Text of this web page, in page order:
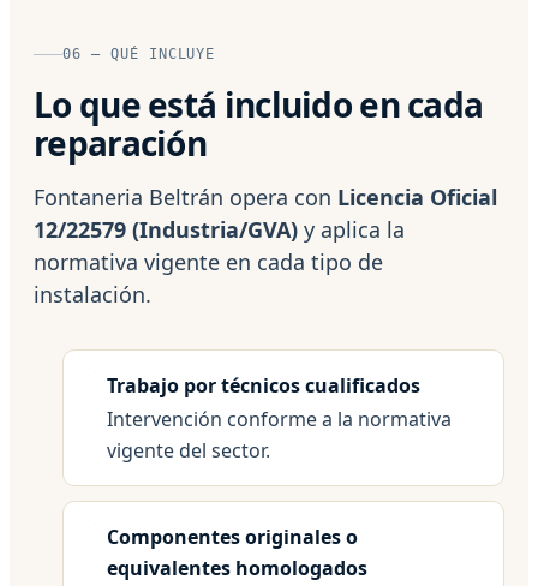
06 — QUÉ INCLUYE
Lo que está incluido en cada
reparación
Fontaneria Beltrán opera con Licencia Oficial
12/22579 (Industria/GVA) y aplica la
normativa vigente en cada tipo de
instalación.
Trabajo por técnicos cualificados
Intervención conforme a la normativa
vigente del sector.
Componentes originales o
equivalentes homologados